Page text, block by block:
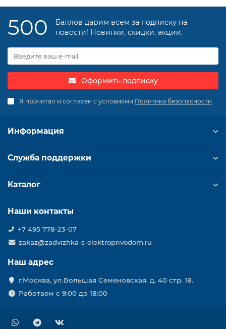
500
Баллов дарим всем за подписку на
новости! Новинки, скидки, акции.
Оформить подписку
Я прочитал и согласен с условиями Политика безопасности
Информация
Служба поддержки
Каталог
Наши контакты
+7 495 778-23-07
zakaz@zadvizhka-s-elektroprivodom.ru
Наш адрес
г.Москва, ул.Большая Семеновская, д. 40 стр. 18.
Работаем с 9:00 до 18:00